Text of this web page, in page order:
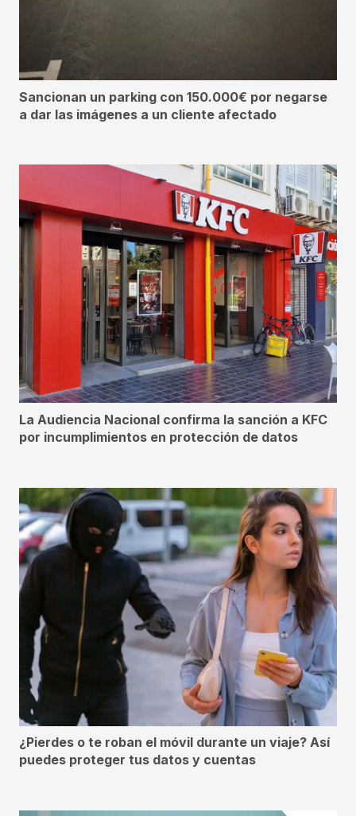
Sancionan un parking con 150.000€ por negarse
a dar las imágenes a un cliente afectado
La Audiencia Nacional confirma la sanción a KFC
por incumplimientos en protección de datos
¿Pierdes o te roban el móvil durante un viaje? Así
puedes proteger tus datos y cuentas